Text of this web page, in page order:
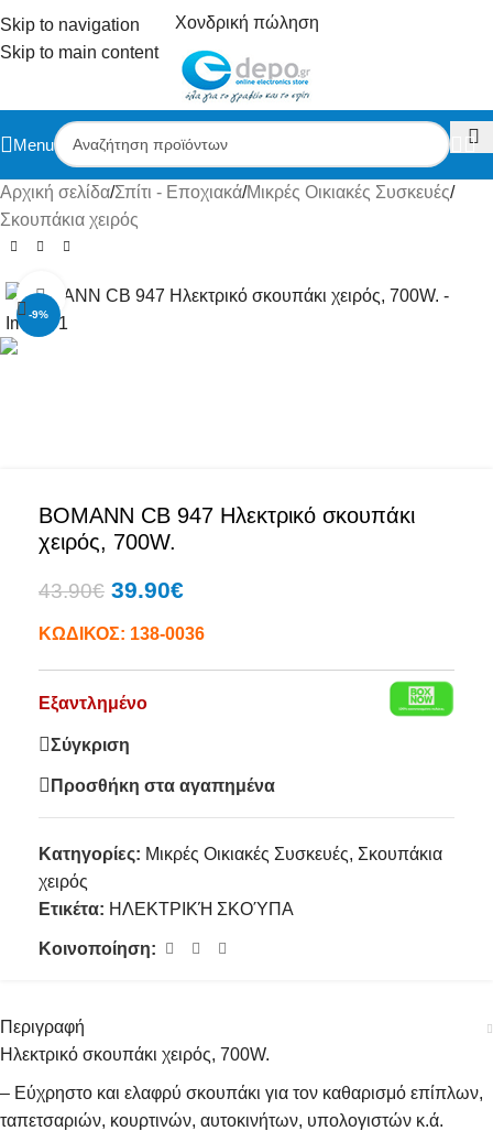
Skip to navigation
Skip to main content
Χονδρική πώληση
Menu
Αρχική σελίδα/Σπίτι - Εποχιακά/Μικρές Οικιακές Συσκευές/
Σκουπάκια χειρός
-9%
Click to enlarge
BOMANN CB 947 Ηλεκτρικό σκουπάκι
χειρός, 700W.
43.90€ 39.90€
ΚΩΔΙΚΟΣ: 138-0036
Εξαντλημένο
Σύγκριση
Προσθήκη στα αγαπημένα
Κατηγορίες: Μικρές Οικιακές Συσκευές, Σκουπάκια
χειρός
Ετικέτα: ΗΛΕΚΤΡΙΚΉ ΣΚΟΎΠΑ
Κοινοποίηση:
Περιγραφή
Ηλεκτρικό σκουπάκι χειρός, 700W.
– Εύχρηστο και ελαφρύ σκουπάκι για τον καθαρισμό επίπλων,
ταπετσαριών, κουρτινών, αυτοκινήτων, υπολογιστών κ.ά.